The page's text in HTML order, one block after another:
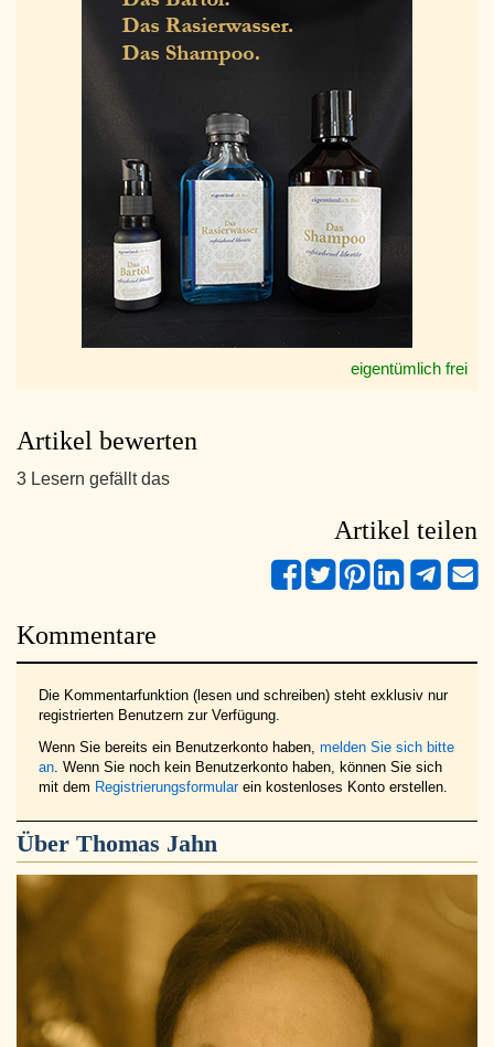
eigentümlich frei
Artikel bewerten
3 Lesern gefällt das
Artikel teilen
Kommentare
Die Kommentarfunktion (lesen und schreiben) steht exklusiv nur
registrierten Benutzern zur Verfügung.
Wenn Sie bereits ein Benutzerkonto haben, melden Sie sich bitte
an . Wenn Sie noch kein Benutzerkonto haben, können Sie sich
mit dem Registrierungsformularein kostenloses Konto erstellen.
Über Thomas Jahn